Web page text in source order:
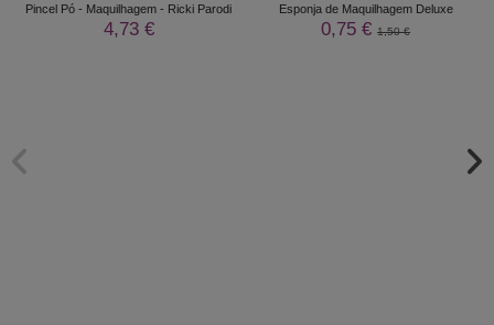
Pincel Pó - Maquilhagem - Ricki Parodi
4,73 €
Esponja de Maquilhagem Deluxe
0,75 € 1,50 €